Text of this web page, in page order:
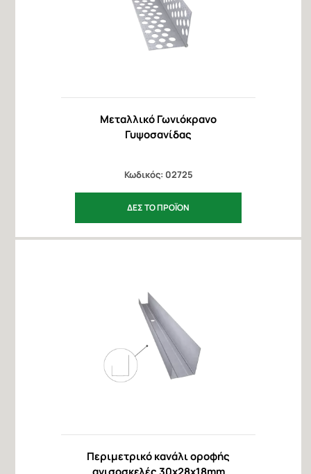
Μεταλλικό Γωνιόκρανο
Γυψοσανίδας
Κωδικός: 02725
ΔΕΣ ΤΟ ΠΡΟΪΟΝ
Περιμετρικό κανάλι οροφής